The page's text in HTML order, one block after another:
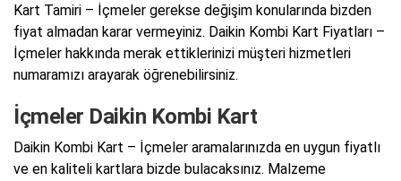
Kart Tamiri – İçmeler gerekse değişim konularında bizden
fiyat almadan karar vermeyiniz. Daikin Kombi Kart Fiyatları –
İçmeler hakkında merak ettiklerinizi müşteri hizmetleri
numaramızı arayarak öğrenebilirsiniz.
İçmeler Daikin Kombi Kart
Daikin Kombi Kart – İçmeler aramalarınızda en uygun fiyatlı
ve en kaliteli kartlara bizde bulacaksınız. Malzeme